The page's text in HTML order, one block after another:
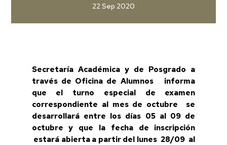
22 Sep 2020
Secretaría Académica y de Posgrado a
través de Oficina de Alumnos informa
que el turno especial de examen
correspondiente al mes de octubre se
desarrollará entre los días 05 al 09 de
octubre y que la fecha de inscripción
estará abierta a partir del lunes 28/09 al